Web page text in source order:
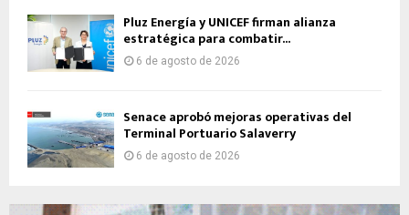
Pluz Energía y UNICEF firman alianza
estratégica para combatir...
6 de agosto de 2026
Senace aprobó mejoras operativas del
Terminal Portuario Salaverry
6 de agosto de 2026